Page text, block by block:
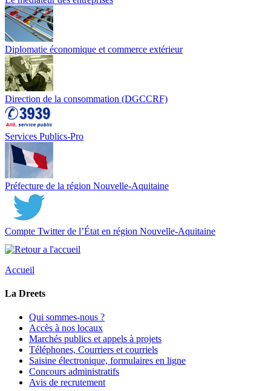
Diplomatie économique et commerce extérieur
Direction de la consommation (DGCCRF)
Services Publics-Pro
Préfecture de la région Nouvelle-Aquitaine
Compte Twitter de l’État en région Nouvelle-Aquitaine
Accueil
La Dreets
Qui sommes-nous ?
Accès à nos locaux
Marchés publics et appels à projets
Téléphones, Courriers et courriels
Saisine électronique, formulaires en ligne
Concours administratifs
Avis de recrutement